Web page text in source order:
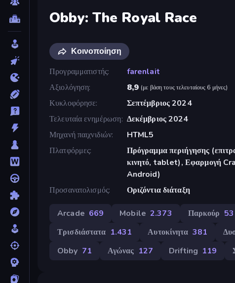
Obby: The Royal Race
Κοινοποίηση
Προγραμματιστής
farenlait
Αξιολόγηση
8,9 (με βάση τους τελευταίους 6 μήνες)
Κυκλοφόρησε
Σεπτέμβριος 2024
Τελευταία ενημέρωση Δεκέμβριος 2024
Μηχανή παιχνιδιών
HTML5
Πλατφόρμες
Πρόγραμμα περιήγησης
κινητό, tablet), Εφαρμογή
Android)
Προσανατολισμός
Οριζόντια διάταξη
Arcade 669 Mobile 2.373 Παρκούρ 53
Τρισδιάστατα 1.431 Αυτοκίνητα 381
Obby 71 Αγώνας 127 Drifting 119